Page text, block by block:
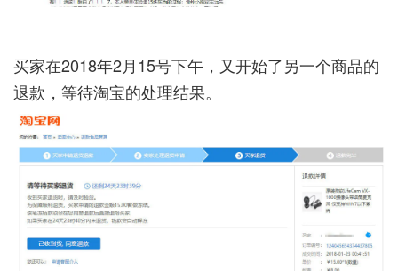
买家在2018年2月15号下午，又开始了另一个商品的
退款，等待淘宝的处理结果。